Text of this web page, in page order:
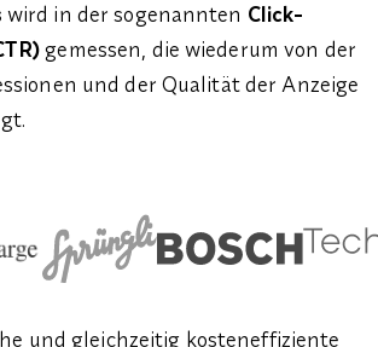
wird in der sogenannten Click-
gemessen, die wiederum von der
und der Qualität der Anzeige
und gleichzeitig kosteneffiziente